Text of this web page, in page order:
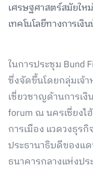
เศรษฐศาสตร์สมัยให
เทคโนโลยีทางการเงิ
ในการประชุม Bund
ซึ่งจัดขึ้นโดยกลุ่มเจ้
เชี่ยวชาญด้านการเงิ
forum ณ นครเซี่ยงไ
การเมือง แวดวงธุรกิ
ประธานาธิบดีของแ
ธนาคารกลางแห่งปร